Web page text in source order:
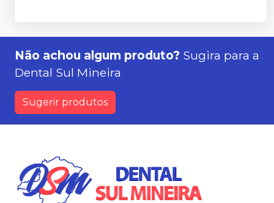
Não achou algum produto? Sugira para a
Dental Sul Mineira
Sugerir produtos